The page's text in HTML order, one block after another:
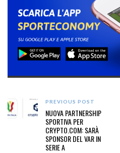
PREVIOUS POST
NUOVA PARTNERSHIP
SPORTIVA PER
CRYPTO.COM: SARÀ
SPONSOR DEL VAR IN
SERIE A